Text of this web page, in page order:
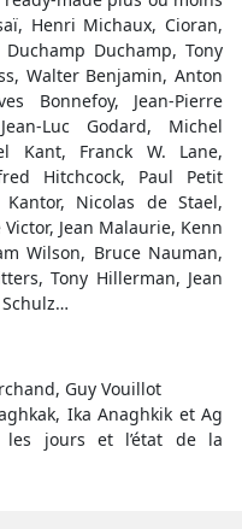
Henri Michaux, Cioran,
Duchamp, Tony
Walter Benjamin, Anton
Bonnefoy, Jean-Pierre
Luc Godard, Michel
Kant, Franck W. Lane,
Hitchcock, Paul Petit
Nicolas de Stael,
Jean Malaurie, Kenn
Wilson, Bruce Nauman,
Tony Hillerman, Jean
Guy Vouillot
Ika Anaghkik et Ag
les jours et l’état de la